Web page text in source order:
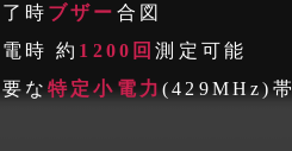
時 ブザー 合図
時 約 1200回測定可能
な 特定小電力 (429MHz)帯